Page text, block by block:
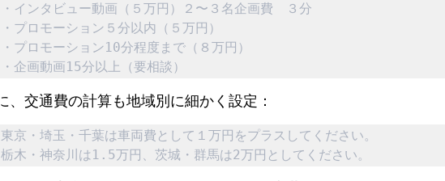
・インタビュー動画（５万円）２〜３名企画費　３分
・プロモーション５分以内（５万円）
・プロモーション10分程度まで（８万円）
・企画動画15分以上（要相談）
、交通費の計算も地域別に細かく設定：
東京・埼玉・千葉は車両費として１万円をプラスしてください。
栃木・神奈川は1.5万円、茨城・群馬は2万円としてください。